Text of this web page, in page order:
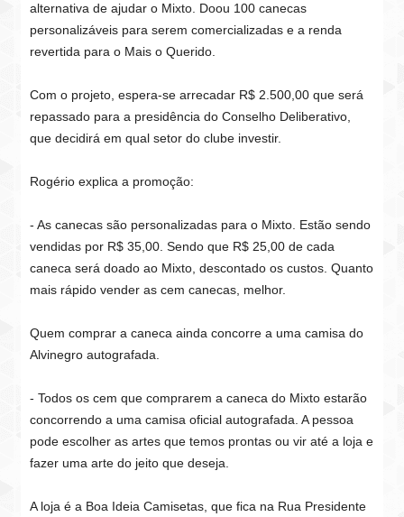
alternativa de ajudar o Mixto. Doou 100 canecas
personalizáveis para serem comercializadas e a renda
revertida para o Mais o Querido.
Com o projeto, espera-se arrecadar R$ 2.500,00 que será
repassado para a presidência do Conselho Deliberativo,
que decidirá em qual setor do clube investir.
Rogério explica a promoção:
- As canecas são personalizadas para o Mixto. Estão sendo
vendidas por R$ 35,00. Sendo que R$ 25,00 de cada
caneca será doado ao Mixto, descontado os custos. Quanto
mais rápido vender as cem canecas, melhor.
Quem comprar a caneca ainda concorre a uma camisa do
Alvinegro autografada.
- Todos os cem que comprarem a caneca do Mixto estarão
concorrendo a uma camisa oficial autografada. A pessoa
pode escolher as artes que temos prontas ou vir até a loja e
fazer uma arte do jeito que deseja.
A loja é a Boa Ideia Camisetas, que fica na Rua Presidente